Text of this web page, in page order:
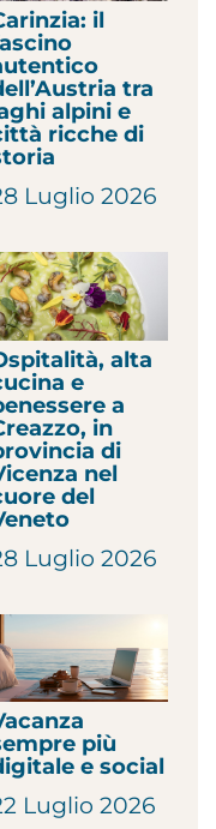
il
tra
alpini e
ricche di
Luglio 2026
alta
e
a
in
di
nel
del
Luglio 2026
più
e social
Luglio 2026